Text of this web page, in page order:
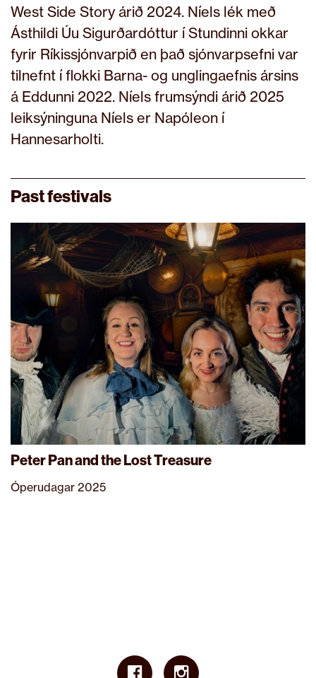
West Side Story árið 2024. Níels lék með
Ásthildi Úu Sigurðardóttur í Stundinni okkar
fyrir Ríkissjónvarpið en það sjónvarpsefni var
tilnefnt í flokki Barna- og unglingaefnis ársins
á Eddunni 2022. Níels frumsýndi árið 2025
leiksýninguna Níels er Napóleon í
Hannesarholti.
Past festivals
Peter Pan and the Lost Treasure
Óperudagar 2025